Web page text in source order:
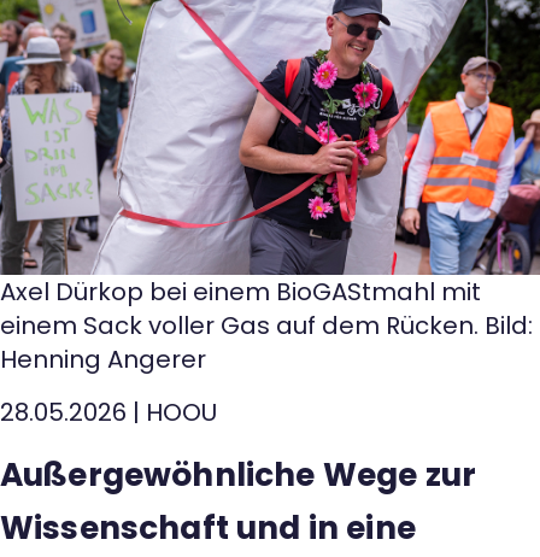
Axel Dürkop bei einem BioGAStmahl mit
einem Sack voller Gas auf dem Rücken. Bild:
Henning Angerer
28.05.2026 | HOOU
Außergewöhnliche Wege zur
Wissenschaft und in eine